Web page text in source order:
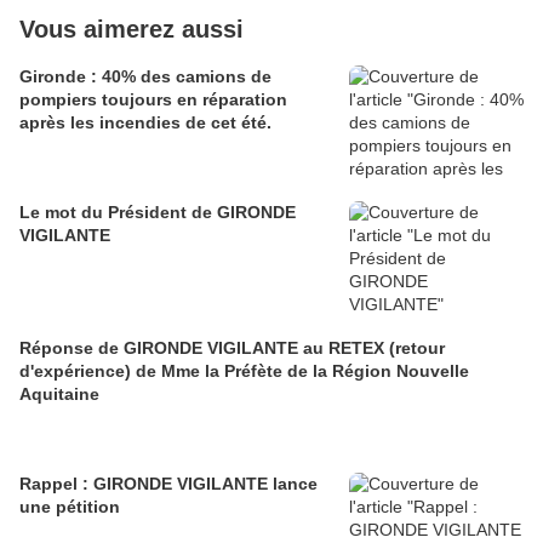
Vous aimerez aussi
Gironde : 40% des camions de
pompiers toujours en réparation
après les incendies de cet été.
Le mot du Président de GIRONDE
VIGILANTE
Réponse de GIRONDE VIGILANTE au RETEX (retour
d'expérience) de Mme la Préfète de la Région Nouvelle
Aquitaine
Rappel : GIRONDE VIGILANTE lance
une pétition